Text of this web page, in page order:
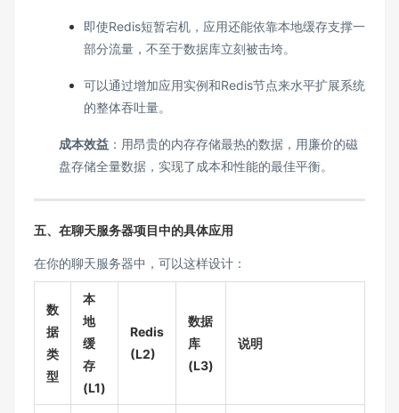
即使Redis短暂宕机，应用还能依靠本地缓存支撑一
部分流量，不至于数据库立刻被击垮。
可以通过增加应用实例和Redis节点来水平扩展系统
的整体吞吐量。
成本效益 ：用昂贵的内存存储最热的数据，用廉价的磁
盘存储全量数据，实现了成本和性能的最佳平衡。
五、在聊天服务器项目中的具体应用
在你的聊天服务器中，可以这样设计：
数
据
类
型
本
地
缓
存
(L1)
Redis
(L2)
数据
库
(L3)
说明